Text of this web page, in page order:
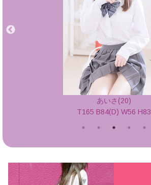
あいさ(20)
T165 B84(D) W56 H83